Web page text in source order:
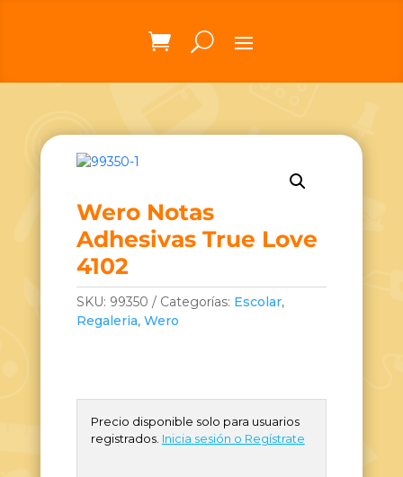
Wero Notas
Adhesivas True Love
4102
SKU: 99350 Categorías: Escolar,
Regaleria, Wero
Precio disponible solo para usuarios
registrados. Inicia sesión o Regístrate